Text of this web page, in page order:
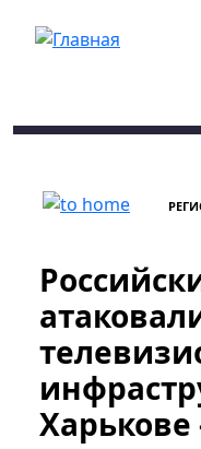
Харькове